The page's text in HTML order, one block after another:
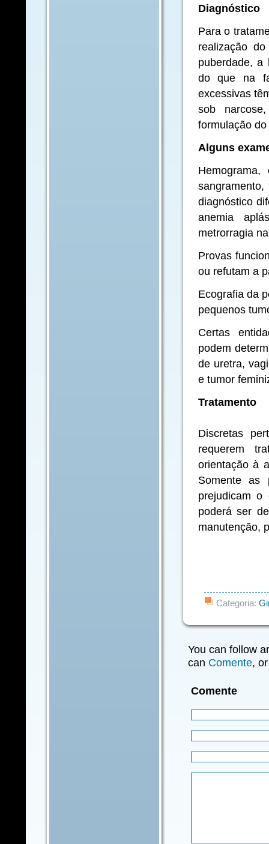
Diagnóstico
Para o
realização
puberdade, a
do que na
excessivas
sob
formulação
Alguns
diagnóstico
anemia
metrorragia
Provas
ou refutam a
Ecografia da
pequenos
Certas
podem
de uretra,
e tumor
Tratamento
Discretas
requerem
orientação à
Somente as
prejudicam o
poderá ser
manutenção,
Categoria:
You can follow
can Comente,
Comente